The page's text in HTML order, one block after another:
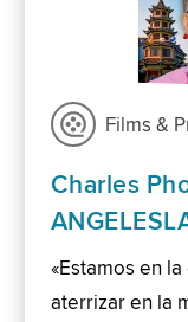
Films &
Charles
«Estamos en
aterrizar en la